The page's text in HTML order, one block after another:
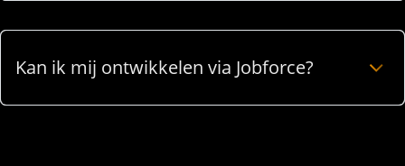
Kan ik mij ontwikkelen via Jobforce?